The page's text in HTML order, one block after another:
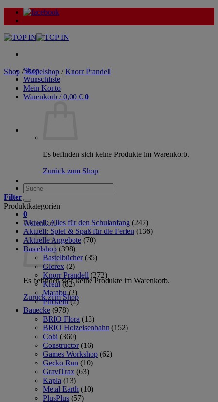
Zum
Inhalt
Shop
Wunschliste
Mein Konto
Warenkorb /0,00 € 0
Es befinden sich keine Produkte im Warenkorb.
Zurück zum Shop
Suche
nach:
0
Warenkorb
Es befinden sich keine Produkte im Warenkorb.
Zurück zum Shop
Shop / Bastelshop / Knorr Prandell
Filter
Produktkategorien
Aktuell: Alles für den Schulanfang (247)
Aktuell: Spiel & Spaß für die Ferien (136)
Aktuelle Angebote (70)
Bastelshop (398)
Bastelbücher (35)
Glorex (2)
Knorr Prandell (272)
Kreul (82)
Marabu (2)
Prickeln (2)
Bauecke (978)
BRIO Flora (13)
BRIO Holzeisenbahn (152)
Cobi (360)
Constructor (16)
Games Workshop (62)
Gecko Run (10)
GraviTrax (63)
Kapla (13)
Metal Earth (10)
PlusPlus (57)